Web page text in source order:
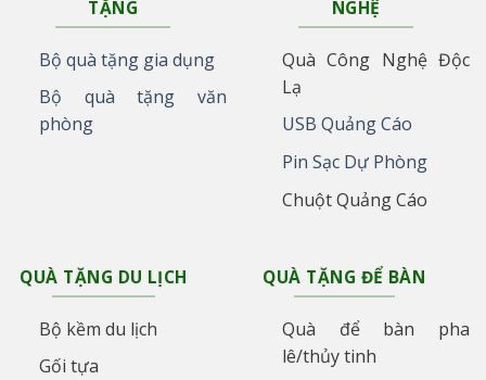
TẶNG
Bộ quà tặng gia dụng
Bộ quà tặng văn
phòng
NGHỆ
Quà Công Nghệ Độc
Lạ
USB Quảng Cáo
Pin Sạc Dự Phòng
Chuột Quảng Cáo
QUÀ TẶNG DU LỊCH
Bộ kềm du lịch
Gối tựa
QUÀ TẶNG ĐỂ BÀN
Quà để bàn pha
lê/thủy tinh